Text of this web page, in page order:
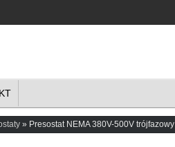
Presostat NEMA 380V-500V trójfazowy